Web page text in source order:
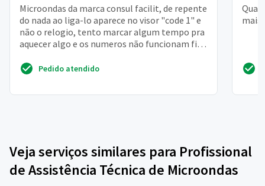
Microondas da marca consul facilit, de repente
do nada ao liga-lo aparece no visor "code 1" e
não o relogio, tento marcar algum tempo pra
aquecer algo e os numeros não funcionam fica
Pedido atendido
mais
Veja serviços similares para Profissional
de Assistência Técnica de Microondas